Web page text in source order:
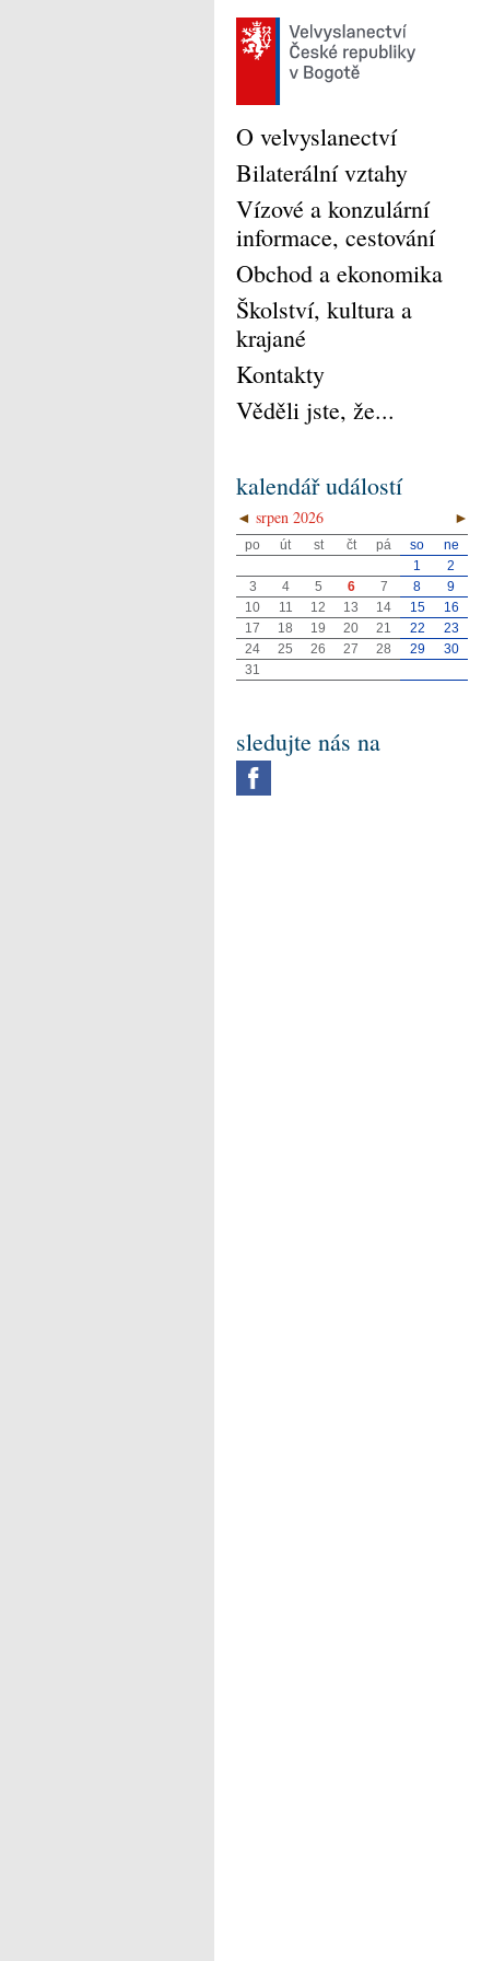
O velvyslanectví
Bilaterální vztahy
Vízové a konzulární
informace, cestování
Obchod a ekonomika
Školství, kultura a
krajané
Kontakty
Věděli jste, že...
kalendář událostí
◄ ►
srpen 2026
po út st čt pá so
ne
1
2
3
4 5 6 7 8
9
10
11 12 13 14 15
16
17
18 19 20 21 22
23
24
25 26 27 28 29
30
31
sledujte nás na